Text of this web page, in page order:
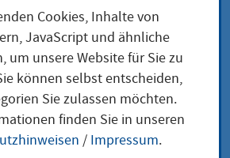
Assistentin /
Assistent beantragen
zum Führen
Cookies, Inhalte von
JavaScript und ähnliche
um unsere Website für Sie zu
können selbst entscheiden,
Sie zulassen möchten.
finden Sie in unseren
/ Impressum.